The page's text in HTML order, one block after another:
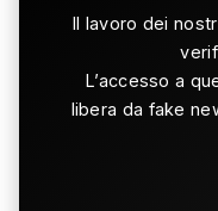
Il lavoro dei
L’accesso a
libera da fake